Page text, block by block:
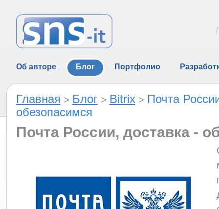
Об авторе Блог Портфолио
Главная > Блог > Bitrix> Почта
обезопасимся
Почта России, доставка -